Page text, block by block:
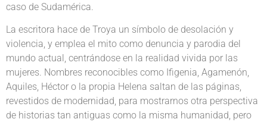
caso de Sudamérica.
La escritora hace de Troya un símbolo de desolación y
violencia, y emplea el mito como denuncia y parodia del
mundo actual, centrándose en la realidad vivida por las
mujeres. Nombres reconocibles como Ifigenia, Agamenón,
Aquiles, Héctor o la propia Helena saltan de las páginas,
revestidos de modernidad, para mostrarnos otra perspectiva
de historias tan antiguas como la misma humanidad, pero